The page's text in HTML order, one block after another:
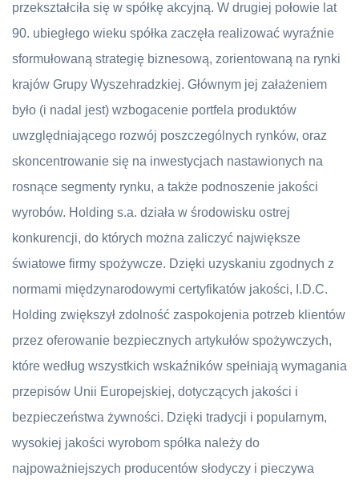
przekształciła się w spółkę akcyjną. W drugiej połowie lat
90. ubiegłego wieku spółka zaczęła realizować wyraźnie
sformułowaną strategię biznesową, zorientowaną na rynki
krajów Grupy Wyszehradzkiej. Głównym jej załażeniem
było (i nadal jest) wzbogacenie portfela produktów
uwzględniającego rozwój poszczególnych rynków, oraz
skoncentrowanie się na inwestycjach nastawionych na
rosnące segmenty rynku, a także podnoszenie jakości
wyrobów. Holding s.a. działa w środowisku ostrej
konkurencji, do których można zaliczyć największe
światowe firmy spożywcze. Dzięki uzyskaniu zgodnych z
normami międzynarodowymi certyfikatów jakości, I.D.C.
Holding zwiększył zdolność zaspokojenia potrzeb klientów
przez oferowanie bezpiecznych artykułów spożywczych,
które według wszystkich wskaźników spełniają wymagania
przepisów Unii Europejskiej, dotyczących jakości i
bezpieczeństwa żywności. Dzięki tradycji i popularnym,
wysokiej jakości wyrobom spółka należy do
najpoważniejszych producentów słodyczy i pieczywa